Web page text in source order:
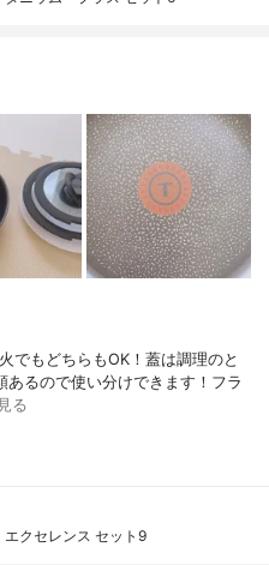
でもどちらもOK！蓋は調理のと
るので使い分けできます！フラ
る
クセレンス セット9